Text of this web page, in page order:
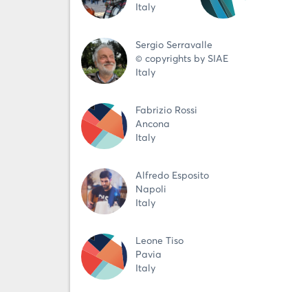
Italy
Sergio Serravalle
© copyrights by SIAE
Italy
Fabrizio Rossi
Ancona
Italy
Alfredo Esposito
Napoli
Italy
Leone Tiso
Pavia
Italy